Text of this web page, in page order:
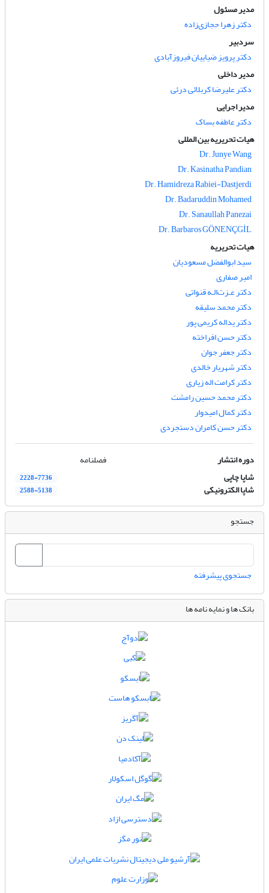
مدیر مسئول
دکتر زهرا حجازی‌زاده
سردبیر
دکتر پرویز ضیاییان فیروزآبادی
مدیر داخلی
دکتر علیرضا کربلائی درئی
مدیر اجرایی
دکتر عاطفه بساک
هیات تحریریه بین المللی
Dr. Junye Wang
Dr. Kasinatha Pandian
Dr. Hamidreza Rabiei-Dastjerdi
Dr. Badaruddin Mohamed
Dr. Sanaullah Panezai
Dr. Barbaros GÖNENÇGİL
هیات تحریریه
سید ابوالفضل مسعودیان
امیر صفاری
دکتر عـزت‌الـه قنواتی
دکتر محمد سلیقه
دکتر یداله کریمی پور
دکتر حسن افراخته
دکتر جعفر جوان
دکتر شهریار خالدی
دکتر کرامت اله زیاری
دکتر محمد حسین رامشت
دکتر کمال امیدوار
دکتر حسن کامران دستجردی
دوره انتشار
فصلنامه
شاپا چاپی
2228-7736
شاپا الکترونیکی 2588-5138
جستجو
جستجوی پیشرفته
بانک ها و نمایه نامه ها